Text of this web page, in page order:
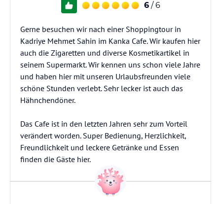
6 / 6
Gerne besuchen wir nach einer Shoppingtour in
Kadriye Mehmet Sahin im Kanka Cafe. Wir kaufen hier
auch die Zigaretten und diverse Kosmetikartikel in
seinem Supermarkt. Wir kennen uns schon viele Jahre
und haben hier mit unseren Urlaubsfreunden viele
schöne Stunden verlebt. Sehr lecker ist auch das
Hähnchendöner.
Das Cafe ist in den letzten Jahren sehr zum Vorteil
verändert worden. Super Bedienung, Herzlichkeit,
Freundlichkeit und leckere Getränke und Essen
finden die Gäste hier.